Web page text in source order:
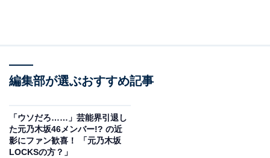
編集部が選ぶおすすめ記事
「ウソだろ……」芸能界引退し
た元乃木坂46メンバー!? の近
影にファン歓喜！ 「元乃木坂
LOCKSの方？」